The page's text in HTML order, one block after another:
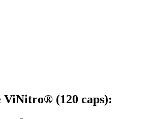
(120 caps):